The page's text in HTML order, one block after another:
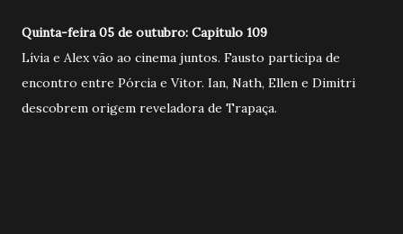
Quinta-feira 05 de outubro: Capitulo 109
Lívia e Alex vão ao cinema juntos. Fausto participa de
encontro entre Pórcia e Vitor. Ian, Nath, Ellen e Dimitri
descobrem origem reveladora de Trapaça.